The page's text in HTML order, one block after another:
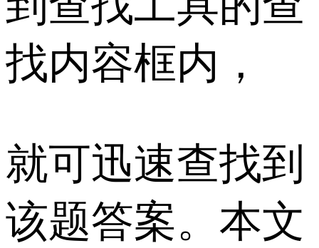
找内容框内，
就可迅速查找到
该题答案。本文